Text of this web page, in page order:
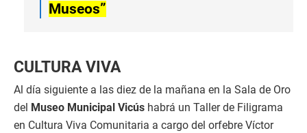
Museos”
CULTURA VIVA
Al día siguiente a las diez de la mañana en la Sala de Oro
del Museo Municipal Vicús habrá un Taller de Filigrama
en Cultura Viva Comunitaria a cargo del orfebre Víctor